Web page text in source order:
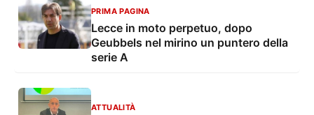
PRIMA PAGINA
Lecce in moto perpetuo, dopo
Geubbels nel mirino un puntero della
serie A
ATTUALITÀ